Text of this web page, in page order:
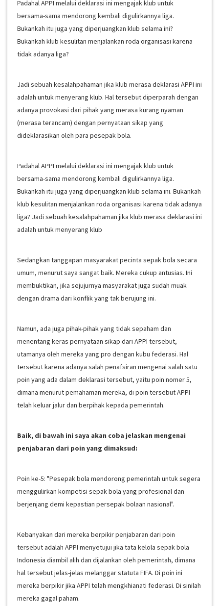
Padahal APPI melalui deklarasi ini mengajak klub untuk
bersama-sama mendorong kembali digulirkannya liga.
Bukankah itu juga yang diperjuangkan klub selama ini?
Bukankah klub kesulitan menjalankan roda organisasi karena
tidak adanya liga?
Jadi sebuah kesalahpahaman jika klub merasa deklarasi APPI ini
adalah untuk menyerang klub. Hal tersebut diperparah dengan
adanya provokasi dari pihak yang merasa kurang nyaman
(merasa terancam) dengan pernyataan sikap yang
dideklarasikan oleh para pesepak bola.
Padahal APPI melalui deklarasi ini mengajak klub untuk
bersama-sama mendorong kembali digulirkannya liga.
Bukankah itu juga yang diperjuangkan klub selama ini. Bukankah
klub kesulitan menjalankan roda organisasi karena tidak adanya
liga? Jadi sebuah kesalahpahaman jika klub merasa deklarasi ini
adalah untuk menyerang klub
Sedangkan tanggapan masyarakat pecinta sepak bola secara
umum, menurut saya sangat baik. Mereka cukup antusias. Ini
membuktikan, jika sejujurnya masyarakat juga sudah muak
dengan drama dari konflik yang tak berujung ini.
Namun, ada juga pihak-pihak yang tidak sepaham dan
menentang keras pernyataan sikap dari APPI tersebut,
utamanya oleh mereka yang pro dengan kubu federasi. Hal
tersebut karena adanya salah penafsiran mengenai salah satu
poin yang ada dalam deklarasi tersebut, yaitu poin nomer 5,
dimana menurut pemahaman mereka, di poin tersebut APPI
telah keluar jalur dan berpihak kepada pemerintah.
Baik, di bawah ini saya akan coba jelaskan mengenai
penjabaran dari poin yang dimaksud:
Poin ke-5: "Pesepak bola mendorong pemerintah untuk segera
menggulirkan kompetisi sepak bola yang profesional dan
berjenjang demi kepastian persepak bolaan nasional".
Kebanyakan dari mereka berpikir penjabaran dari poin
tersebut adalah APPI menyetujui jika tata kelola sepak bola
Indonesia diambil alih dan dijalankan oleh pemerintah, dimana
hal tersebut jelas-jelas melanggar statuta FIFA. Di poin ini
mereka berpikir jika APPI telah mengkhianati federasi. Di sinilah
mereka gagal paham.